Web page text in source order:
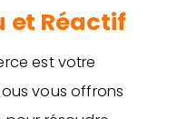
et Réactif
est votre
vous offrons